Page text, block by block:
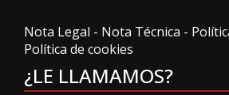
Nota Legal - Nota Técnica -
Política de cookies
¿LE LLAMAMOS?